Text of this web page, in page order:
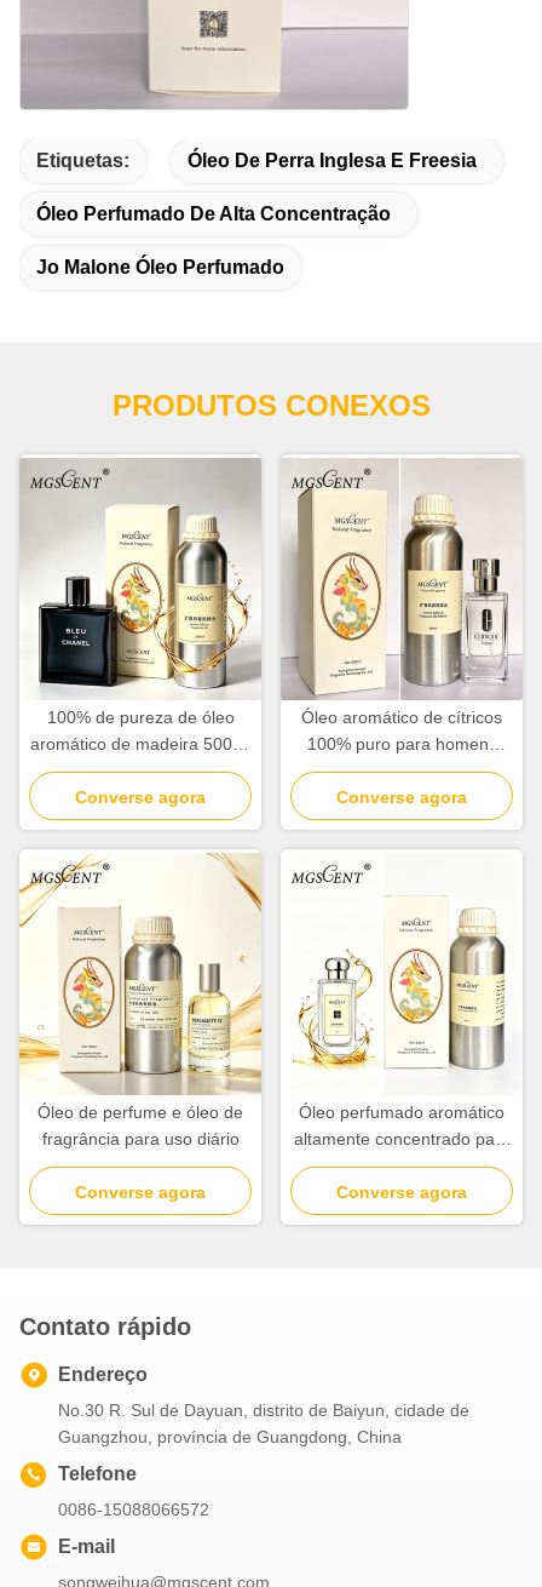
Etiquetas: Óleo De Perra Inglesa E Freesia
Óleo Perfumado De Alta Concentração
Jo Malone Óleo Perfumado
PRODUTOS CONEXOS
100% de pureza de óleo
aromático de madeira 500ml
1000ml colecção de hotel
por atacado
Converse agora
Óleo aromático de cítricos
100% puro para homens
com notas de laranja
mandarina e cedro
Converse agora
Óleo de perfume e óleo de
fragrância para uso diário
Converse agora
Óleo perfumado aromático
altamente concentrado para
criação de odores
Converse agora
Contato rápido
Endereço
No.30 R. Sul de Dayuan, distrito de Baiyun, cidade de
Guangzhou, província de Guangdong, China
Telefone
0086-15088066572
E-mail
songweihua@mgscent.com